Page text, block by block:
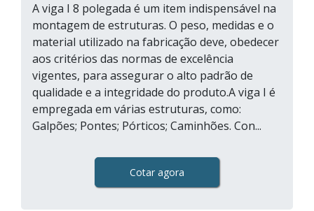
A viga I 8 polegada é um item indispensável na
montagem de estruturas. O peso, medidas e o
material utilizado na fabricação deve, obedecer
aos critérios das normas de excelência
vigentes, para assegurar o alto padrão de
qualidade e a integridade do produto.A viga I é
empregada em várias estruturas, como:
Galpões; Pontes; Pórticos; Caminhões. Con...
Cotar agora